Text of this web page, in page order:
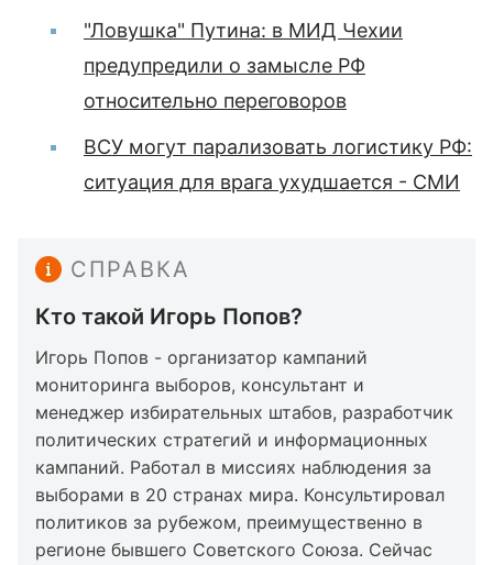
"Ловушка" Путина: в МИД Чехии
предупредили о замысле РФ
относительно переговоров
ВСУ могут парализовать логистику РФ:
ситуация для врага ухудшается - СМИ
СПРАВКА
Кто такой Игорь Попов?
Игорь Попов - организатор кампаний
мониторинга выборов, консультант и
менеджер избирательных штабов, разработчик
политических стратегий и информационных
кампаний. Работал в миссиях наблюдения за
выборами в 20 странах мира. Консультировал
политиков за рубежом, преимущественно в
регионе бывшего Советского Союза. Сейчас